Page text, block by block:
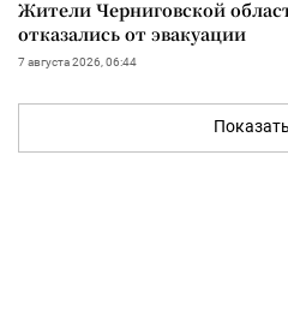
Жители Черниговской
отказались от эвакуации
7 августа 2026, 06:44